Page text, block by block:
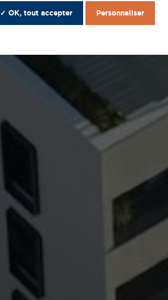
✓ OK, tout accepter Personnaliser